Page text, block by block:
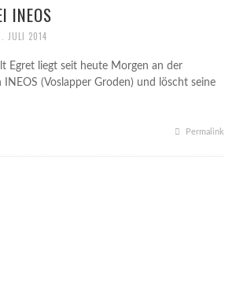
INEOS
JULI 2014
Egret liegt seit heute Morgen an der
INEOS (Voslapper Groden) und löscht seine
Permalink